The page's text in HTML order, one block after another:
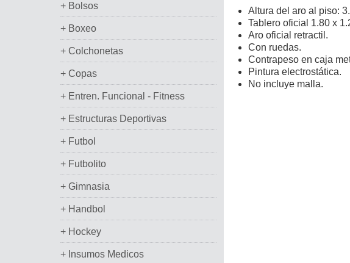
+ Bolsos
+ Boxeo
+ Colchonetas
+ Copas
+ Entren. Funcional - Fitness
+ Estructuras Deportivas
+ Futbol
+ Futbolito
+ Gimnasia
+ Handbol
+ Hockey
+ Insumos Medicos
Altura del aro al piso:
Tablero oficial 1.80 x
Aro oficial retractil.
Con ruedas.
Contrapeso en caja
Pintura electrostática.
No incluye malla.